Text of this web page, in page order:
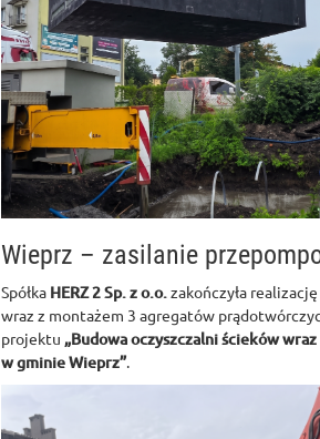
Wieprz – zasilanie
Spółka HERZ 2 Sp. z o.o.zakończyła
wraz z montażem 3 agregatów
projektu „Budowa oczyszczalni ścieków
w gminie Wieprz”.